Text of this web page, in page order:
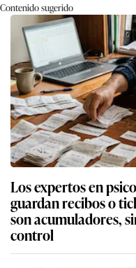
Contenido sugerido
Los expertos en
guardan recibos o
son acumuladores,
control